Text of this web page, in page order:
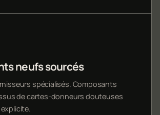
neufs sourcés
spécialisés. Composants
de cartes-donneurs douteuses